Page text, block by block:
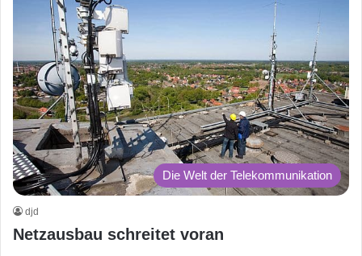
Die Welt der Telekommunikation
djd
Netzausbau schreitet voran